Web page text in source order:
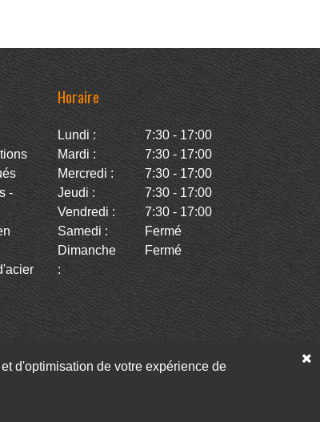
-
Horaire
Lundi :
7:30 - 17:00
Mardi :
7:30 - 17:00
Mercredi :
7:30 - 17:00
Jeudi :
7:30 - 17:00
Vendredi :
7:30 - 17:00
Samedi :
Fermé
Dimanche
:
Fermé
d'optimisation de votre expérience de